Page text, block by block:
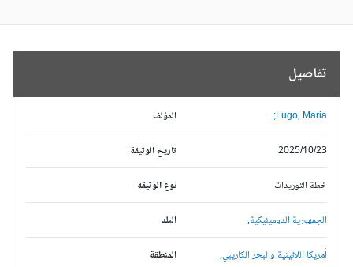
تفاصيل
المؤلف Lugo, Maria;
تاريخ الوثيقة 2025/10/23
نوع الوثيقة خطة التوريدات
البلد الجمهورية الدومينيكية,
المنطقة أمريكا اللاتينية والبحر الكاريبي,